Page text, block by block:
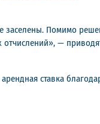
заселены. Помимо
—
ставка